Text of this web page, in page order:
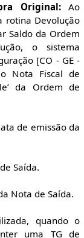
Original:Ao
rotina Devolução
Saldo da Ordem
o sistema
[CO - GE -
Nota Fiscal de
da Ordem de
de emissão da
Saída.
Nota de Saída.
quando o
uma TG de